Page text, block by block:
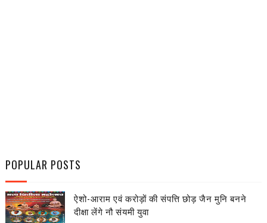
POPULAR POSTS
ऐशो-आराम एवं करोड़ों की संपत्ति छोड़ जैन मुनि बनने
दीक्षा लेंगे नौ संयमी युवा